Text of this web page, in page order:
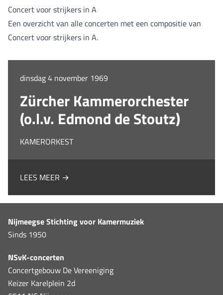
Concert voor strijkers in A
Een overzicht van alle concerten met een compositie van
Concert voor strijkers in A.
dinsdag 4 november 1969
Zürcher Kammerorchester
(o.l.v. Edmond de Stoutz)
KAMERORKEST
LEES MEER →
Nijmeegse Stichting voor Kamermuziek
Sinds 1950
NSvK-concerten
Concertgebouw De Vereeniging
Keizer Karelplein 2d